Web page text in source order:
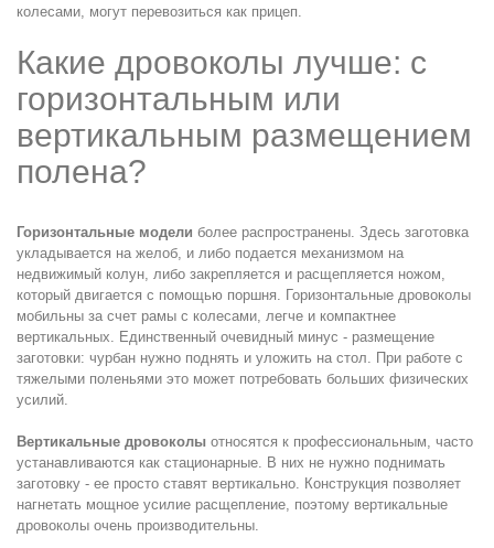
колесами, могут перевозиться как прицеп.
Какие дровоколы лучше: с
горизонтальным или
вертикальным размещением
полена?
Горизонтальные модели более распространены. Здесь заготовка
укладывается на желоб, и либо подается механизмом на
недвижимый колун, либо закрепляется и расщепляется ножом,
который двигается с помощью поршня. Горизонтальные дровоколы
мобильны за счет рамы с колесами, легче и компактнее
вертикальных. Единственный очевидный минус - размещение
заготовки: чурбан нужно поднять и уложить на стол. При работе с
тяжелыми поленьями это может потребовать больших физических
усилий.
Вертикальные дровоколы относятся к профессиональным, часто
устанавливаются как стационарные. В них не нужно поднимать
заготовку - ее просто ставят вертикально. Конструкция позволяет
нагнетать мощное усилие расщепление, поэтому вертикальные
дровоколы очень производительны.